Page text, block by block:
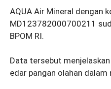
AQUA Air Mineral dengan
MD123782000700211
BPOM RI.
Data tersebut
edar pangan olahan dalam